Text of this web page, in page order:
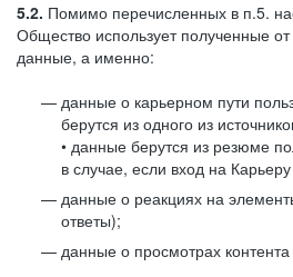
5.2. Помимо перечисленных в п.5.
Общество использует полученные
данные, а именно:
данные о карьерном пути
берутся из одного из
• данные берутся из резюме
в случае, если вход на
данные о реакциях на
ответы);
данные о просмотрах